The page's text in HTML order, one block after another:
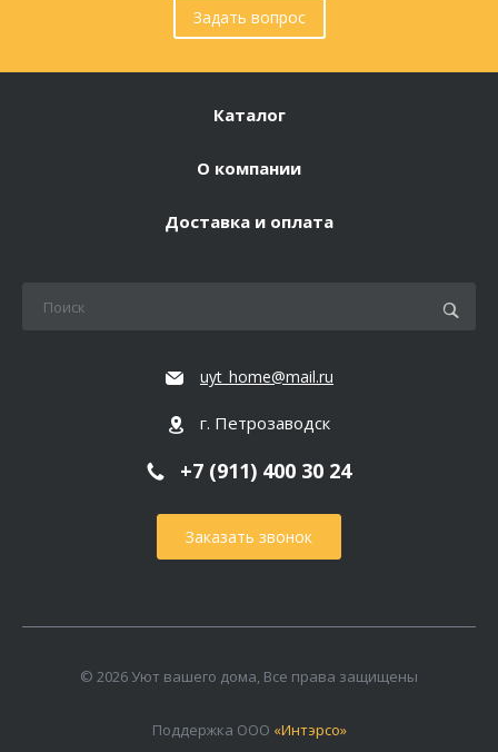
Задать вопрос
Каталог
О компании
Доставка и оплата
uyt_home@mail.ru
г. Петрозаводск
+7 (911) 400 30 24
Заказать звонок
© 2026 Уют вашего дома, Все права защищены
Поддержка ООО «Интэрсо»